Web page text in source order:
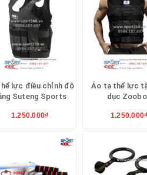
lực điều chỉnh độ
Suteng Sports
1.250.000₫
Áo tạ thể lực
dục
1.250.000₫